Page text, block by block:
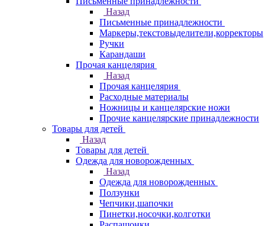
Назад
Письменные принадлежности
Маркеры,текстовыделители,корректоры
Ручки
Карандаши
Прочая канцелярия
Назад
Прочая канцелярия
Расходные материалы
Ножницы и канцелярские ножи
Прочие канцелярские принадлежности
Товары для детей
Назад
Товары для детей
Одежда для новорожденных
Назад
Одежда для новорожденных
Ползунки
Чепчики,шапочки
Пинетки,носочки,колготки